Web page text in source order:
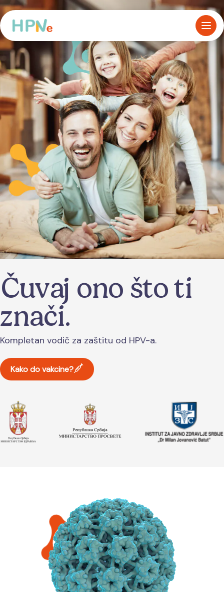
Čuvaj ono što ti
znači.
Kompletan vodič za zaštitu od HPV-a.
Kako do vakcine?